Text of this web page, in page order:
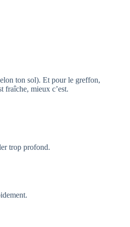
ton sol). Et pour le greffon,
fraîche, mieux c’est.
trop profond.